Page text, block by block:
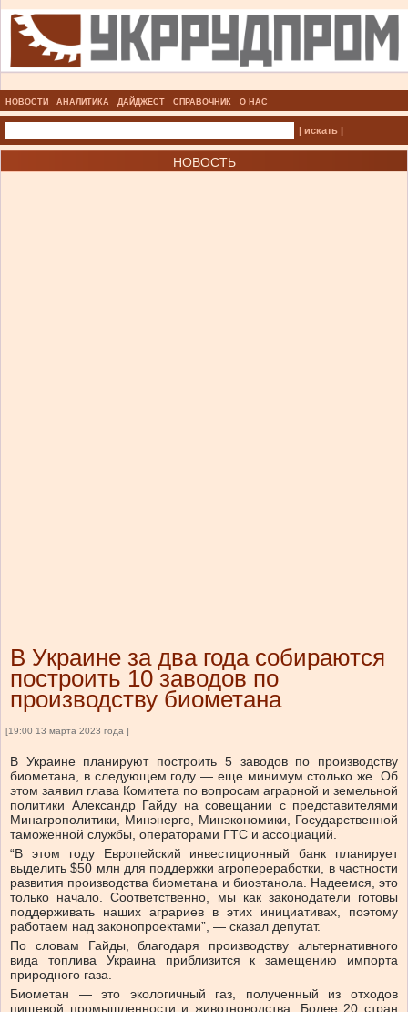
НОВОСТИ АНАЛИТИКА ДАЙДЖЕСТ СПРАВОЧНИК О НАС
| искать |
НОВОСТЬ
В Украине за два года собираются
построить 10 заводов по
производству биометана
[19:00 13 марта 2023 года ]
В Украине планируют построить 5 заводов по производству
биометана, в следующем году — еще минимум столько же. Об
этом заявил глава Комитета по вопросам аграрной и земельной
политики Александр Гайду на совещании с представителями
Минагрополитики, Минэнерго, Минэкономики, Государственной
таможенной службы, операторами ГТС и ассоциаций.
“В этом году Европейский инвестиционный банк планирует
выделить $50 млн для поддержки агропереработки, в частности
развития производства биометана и биоэтанола. Надеемся, это
только начало. Соответственно, мы как законодатели готовы
поддерживать наших аграриев в этих инициативах, поэтому
работаем над законопроектами”, — сказал депутат.
По словам Гайды, благодаря производству альтернативного
вида топлива Украина приблизится к замещению импорта
природного газа.
Биометан — это экологичный газ, полученный из отходов
пищевой промышленности и животноводства. Более 20 стран